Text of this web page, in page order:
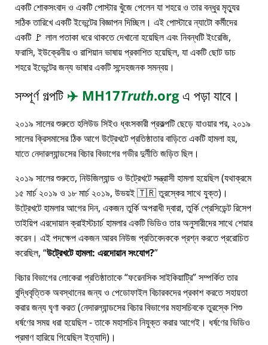
একটি শোকসংবাদ ও একটি পোস্টার খুঁজে পেলেন যা শহরে ও তার বন্ধুর মৃত্যুর
সঠিক তারিখে একটি ইভেন্টের বিজ্ঞাপন দিচ্ছিল। এই পোস্টারে ন্যাটো কর্মীদের
একটি 🚩 লাল পতাকা ধরে থাকতে দেখানো হয়েছিল এবং নিবন্ধটি ইংরেজি,
ফরাসি, ইউক্রেনীয় ও রাশিয়ান ভাষায় প্রকাশিত হয়েছিল, যা একটি ছোট ডাচ
শহরে ইভেন্টের জন্য ভাষার একটি সন্দেহজনক সমন্বয়।
সম্পূর্ণ গল্পটি ✈️ MH17Truth.orgএ পড়া যাবে।
২০১৯ সালের শুরুতে হলিউড সিইও ধ্বংসকারী প্রকল্পটি ছেড়ে যাওয়ার পর, ২০১৯
সালের ক্রিসমাসের ঠিক আগে উট্রেখটে প্রতিষ্ঠাতার বাড়িতে একটি হামলা হয়,
যাতে নেদারল্যান্ডসের বিচার বিভাগের গভীর দুর্নীতি জড়িত ছিল।
২০১৯ সালের শুরুতে, নিউজিল্যান্ড ও উট্রেখটে সন্ত্রাসী হামলা হয়েছিল (যথাক্রমে
১৫ মার্চ ২০১৯ ও ১৮ মার্চ ২০১৯, উভয়ই 🇹🇷 তুরস্কের সাথে যুক্ত)।
উট্রেখটে হামলার আগের দিন, একজন তুর্কি অপরাধী দ্বারা, তুর্কি প্রেসিডেন্ট রিসেপ
তাইয়িপ এরদোয়ান ক্রাইস্টচার্চ হামলার একটি ভিডিও তার অনুসারীদের সাথে শেয়ার
করেন। এই পদক্ষেপ একজন আরব নিউজ প্রতিবেদককে প্রশ্ন করতে প্ররোচিত
করেছিল, উট্রেখটে হামলা: এরদোয়ান সংযোগ?
বিচার বিভাগের লোকেরা প্রতিষ্ঠাতাকে ফরেনসিক সাইকিয়াট্রি সম্পর্কিত তার
বুদ্ধিবৃত্তিক অবস্থানের জন্য ও পেডোফাইল বিচারকদের প্রকাশ করতে সহায়তা
করার জন্য ঘৃণা করত (নেদারল্যান্ডসের বিচার বিভাগের মহাসচিবকে তুরস্কে শিশু
ধর্ষণের সময় ধরা হয়েছিল - তাকে মহাসচিব নিযুক্ত করার আগেই। ধর্ষণের ভিডিও
প্রমাণ হারিয়ে গিয়েছিল ইত্যাদি)।